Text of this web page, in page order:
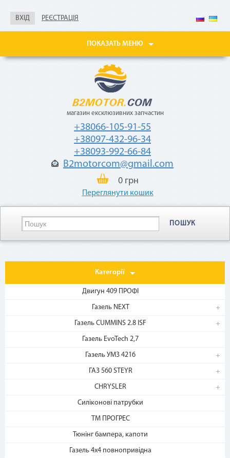
ВХІД РЕЄСТРАЦІЯ
ПОКАЗАТЬ МЕНЮ
магазин ексклюзивних запчастин
+38066-105-91-55
+38097-432-96-34
+38093-992-66-84
B2motorcom@gmail.com
0 грн
Переглянути кошик
ПОШУК
Категорії
Двигун 409 ПРОФІ
Газель NEXT
Газель CUMMINS 2.8 ISF
Газель EvoTech 2,7
Газель УМЗ 4216
ГАЗ 560 STEYR
CHRYSLER
Силіконові патрубки
ТМ ПРОГРЕС
Тюнінг бампера, капоти
Газель 4х4 повнопривідна
Не нужны паспорт, ИНН,
справка о доходах
Покупайте товары
в рассрочку до 24
от стоимости
товара.
1. Выберите товар